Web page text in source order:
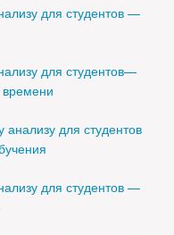
для студентов —
для студентов—
времени
для студентов
для студентов —